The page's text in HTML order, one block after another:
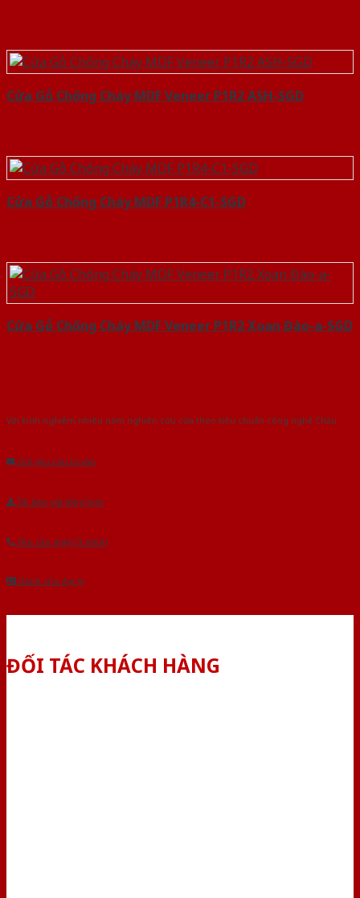
Cửa Gỗ Chống Cháy MDF Veneer P1R2 ASH-SGD
Cửa Gỗ Chống Cháy MDF P1R4-C1-SGD
Cửa Gỗ Chống Cháy MDF Veneer P1R2 Xoan Đào-a-SGD
Với kinh nghiệm nhiêu năm nghiên cứu cửa theo tiêu chuẩn công nghệ Châu
Gửi yêu cầu tư vấn
Tải báo giá tổng hợp
Yêu cầu gọi lại (3 phút)
Dành cho đại lý
ĐỐI TÁC KHÁCH HÀNG